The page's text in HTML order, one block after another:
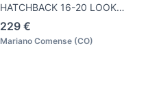
HATCHBACK 16-20 LOOK
TYPE R NE
229 €
Mariano Comense (CO)